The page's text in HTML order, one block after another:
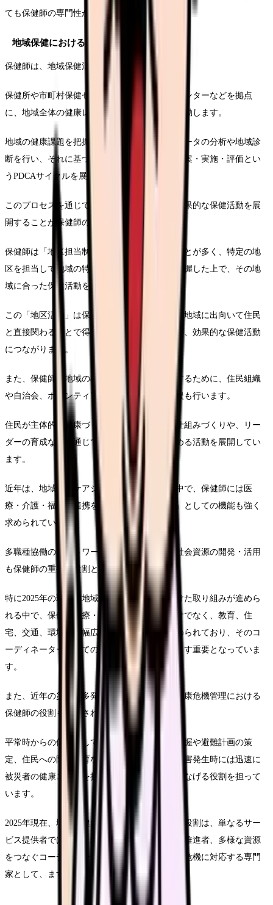
ても保健師の専門性が発揮されています。
地域保健における中核的存在
保健師は、地域保健活動の中核を担う存在です。
保健所や市町村保健センター、地域包括支援センターなどを拠点
に、地域全体の健康レベルの向上を目指して活動します。
地域の健康課題を把握するために、健康統計データの分析や地域診
断を行い、それに基づいた保健事業の企画・立案・実施・評価とい
うPDCAサイクルを展開します。
このプロセスを通じて、地域特性に合わせた効果的な保健活動を展
開することが保健師の重要な役割です。
保健師は「地区担当制」という形で活動することが多く、特定の地
区を担当して地域の特性や住民の生活実態を把握した上で、その地
域に合った保健活動を展開します。
この「地区活動」は保健師活動の基盤であり、地域に出向いて住民
と直接関わることで得られる情報や信頼関係が、効果的な保健活動
につながります。
また、保健師は地域の様々な健康課題に対応するために、住民組織
や自治会、ボランティア団体などの育成・支援も行います。
住民が主体的に健康づくりに取り組むための仕組みづくりや、リー
ダーの育成などを通じて、地域の健康力を高める活動を展開してい
ます。
近年は、地域包括ケアシステムの構築が進む中で、保健師には医
療・介護・福祉の連携を促進する「つなぎ役」としての機能も強く
求められています。
多職種協働のネットワークづくりや、地域の社会資源の開発・活用
も保健師の重要な役割となっています。
特に2025年の現在、地域共生社会の実現に向けた取り組みが進めら
れる中で、保健・医療・福祉・介護の連携だけでなく、教育、住
宅、交通、環境など幅広い分野との協働が求められており、そのコ
ーディネーターとしての保健師の役割はますます重要となっていま
す。
また、近年の災害の多発を受けて、災害時の健康危機管理における
保健師の役割も注目されています。
平常時からの備えとして、災害時要配慮者の把握や避難計画の策
定、住民への防災教育などを行うとともに、災害発生時には迅速に
被災者の健康ニーズを把握し、適切な支援につなげる役割を担って
います。
2025年現在、地域保健における保健師の中核的役割は、単なるサー
ビス提供者ではなく、地域全体の健康づくりの推進者、多様な資源
をつなぐコーディネーター、そして地域の健康危機に対応する専門
家として、ますます重要性を増しています。